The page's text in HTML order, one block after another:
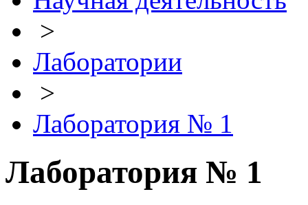
>
Лаборатории
>
Лаборатория № 1
Лаборатория № 1